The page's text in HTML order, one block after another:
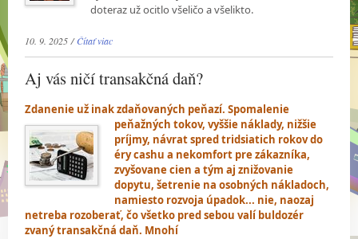
doteraz už ocitlo všeličo a všelikto.
10. 9. 2025 /Čítať viac
Aj vás ničí transakčná daň?
Zdanenie už inak zdaňovaných peňazí. Spomalenie
peňažných tokov, vyššie náklady, nižšie
príjmy, návrat spred tridsiatich rokov do
éry cashu a nekomfort pre zákazníka,
zvyšovane cien a tým aj znižovanie
dopytu, šetrenie na osobných nákladoch,
namiesto rozvoja úpadok... nie, naozaj
netreba rozoberať, čo všetko pred sebou valí buldozér
zvaný transakčná daň. Mnohí